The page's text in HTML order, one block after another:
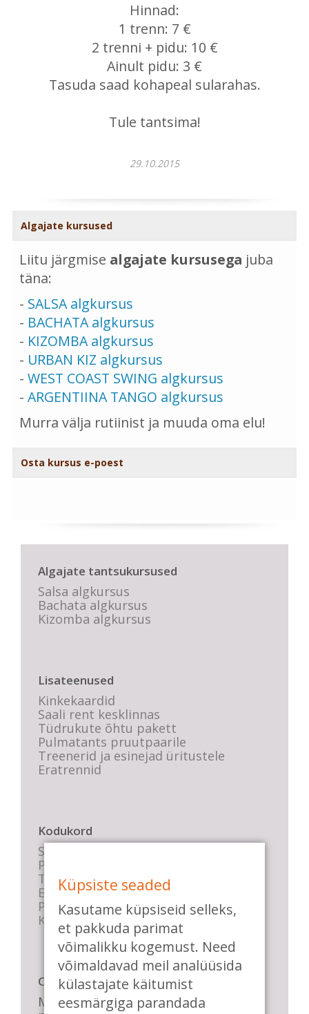
Hinnad:
1 trenn: 7 €
2 trenni + pidu: 10 €
Ainult pidu: 3 €
Tasuda saad kohapeal sularahas.
Tule tantsima!
29.10.2015
Algajate kursused
Liitu järgmise algajate kursusega juba
täna:
- SALSA algkursus
- BACHATA algkursus
- KIZOMBA algkursus
- URBAN KIZ algkursus
- WEST COAST SWING algkursus
- ARGENTIINA TANGO algkursus
Murra välja rutiinist ja muuda oma elu!
Osta kursus e-poest
Algajate tantsukursused
Salsa algkursus
Bachata algkursus
Kizomba algkursus
Lisateenused
Kinkekaardid
Saali rent kesklinnas
Tüdrukute õhtu pakett
Pulmatants pruutpaarile
Treenerid ja esinejad üritustele
Eratrennid
Kodukord
Stuudio sisekord
Privaatsustingimused
Tasemete kirjeldused
E-poe tingimused
Parkimise info
KKK
Casa de Baile
Me pühendume lõbusale olemisele,
Küpsiste seaded
Kasutame küpsiseid selleks,
et pakkuda parimat
võimalikku kogemust. Need
võimaldavad meil analüüsida
külastajate käitumist
eesmärgiga parandada